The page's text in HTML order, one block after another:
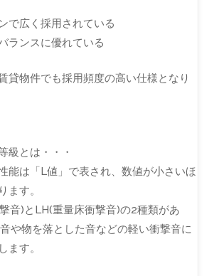
で広く採用されている
ランスに優れている
貸物件でも採用頻度の高い仕様となり
級とは・・・
能は「L値」で表され、数値が小さいほ
ます。
音)とLH(重量床衝撃音)の2種類があ
や物を落とした音などの軽い衝撃音に
ます。